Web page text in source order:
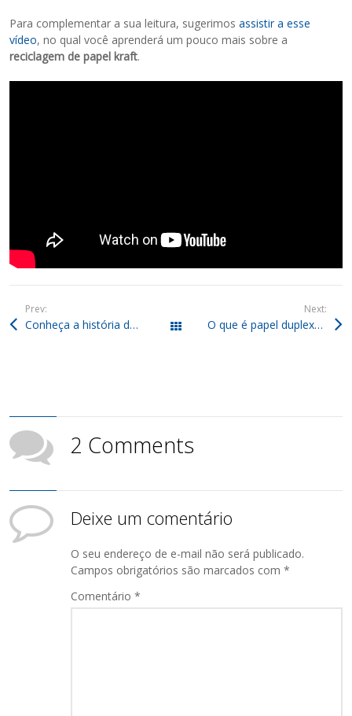
Para complementar a sua leitura, sugerimosassistir a esse
vídeo, no qual você aprenderá um pouco mais sobre a
reciclagem de papel kraft.
Prev:
Conheça a história da coleta de papel para reciclagem no Brasil Todos os posts
Next:
O que é papel duplex? Ele é sustentável e pode ser reciclado?
2 Comments
Deixe um comentário
O seu endereço de e-mail não será publicado.
Campos obrigatórios são marcados com*
Comentário*